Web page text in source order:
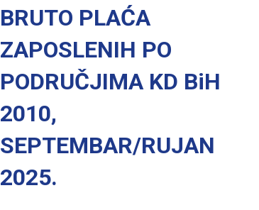
BRUTO PLAĆA
ZAPOSLENIH PO
PODRUČJIMA KD BiH
2010,
SEPTEMBAR/RUJAN
2025.